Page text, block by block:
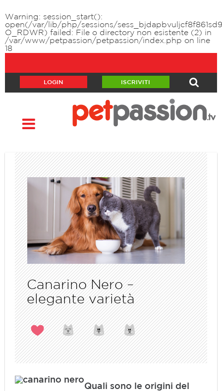
Warning : session_start():
open(/var/lib/php/sessions/
O_RDWR) failed: File o directory non esistente (2) in
/var/www/petpassion/petpassion/index.php on line
18
LOGIN ISCRIVITI
Canarino Nero –
elegante varietà
Quali sono le origini del